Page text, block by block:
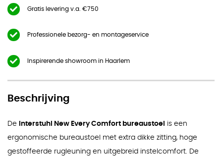
Gratis levering v.a. €750
Professionele bezorg- en montageservice
Inspirerende showroom in Haarlem
Beschrijving
De Interstuhl New Every Comfort bureaustoel
is een
ergonomische bureaustoel met extra dikke zitting, hoge
gestoffeerde rugleuning en uitgebreid instelcomfort. De